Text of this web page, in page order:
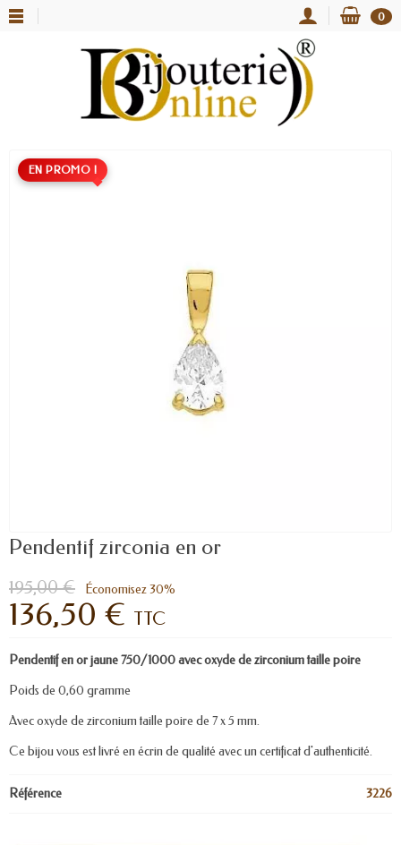
0
EN PROMO !
Pendentif zirconia en or
195,00 € Économisez 30%
136,50 € TTC
Pendentif en or jaune 750/1000 avec oxyde de zirconium taille poire
Poids de 0,60 gramme
Avec oxyde de zirconium taille poire de 7 x 5 mm.
Ce bijou vous est livré en écrin de qualité avec un certificat d'authenticité.
Référence 3226